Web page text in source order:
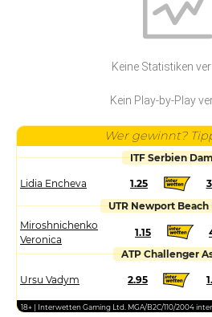
Keine Statistiken
Kein Play-by-Play
Wer gewinnt?
ITF Serbien
Lidia Encheva 1.25
UTR Newport
Miroshnichenko
Veronica
1.15
ATP Challenger
Ursu Vadym 2.95
18+ | Interwetten Gaming Ltd. MGA/B2C/110/2004